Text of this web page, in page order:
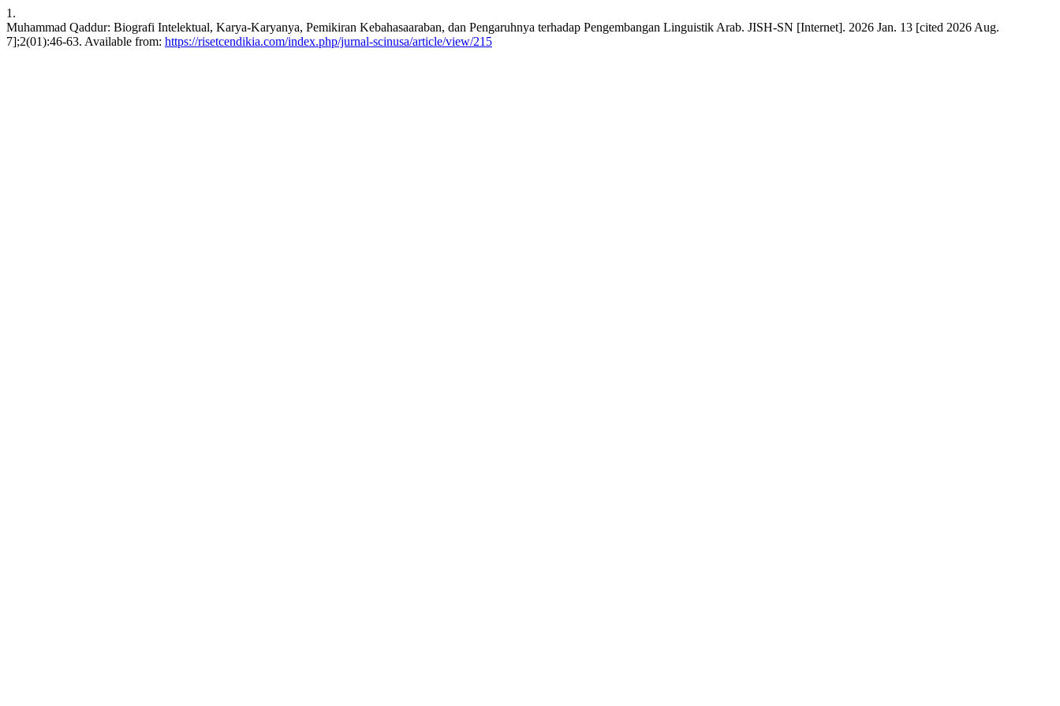
1.
Muhammad Qaddur: Biografi Intelektual, Karya-Karyanya, Pemikiran Kebahasaaraban, dan Pengaruhnya terhadap Pengembangan Linguistik Arab. JISH-SN [Internet]. 2026 Jan. 13 [cited 2026 Aug.
7];2(01):46-63. Available from: https://risetcendikia.com/index.php/jurnal-scinusa/article/view/215